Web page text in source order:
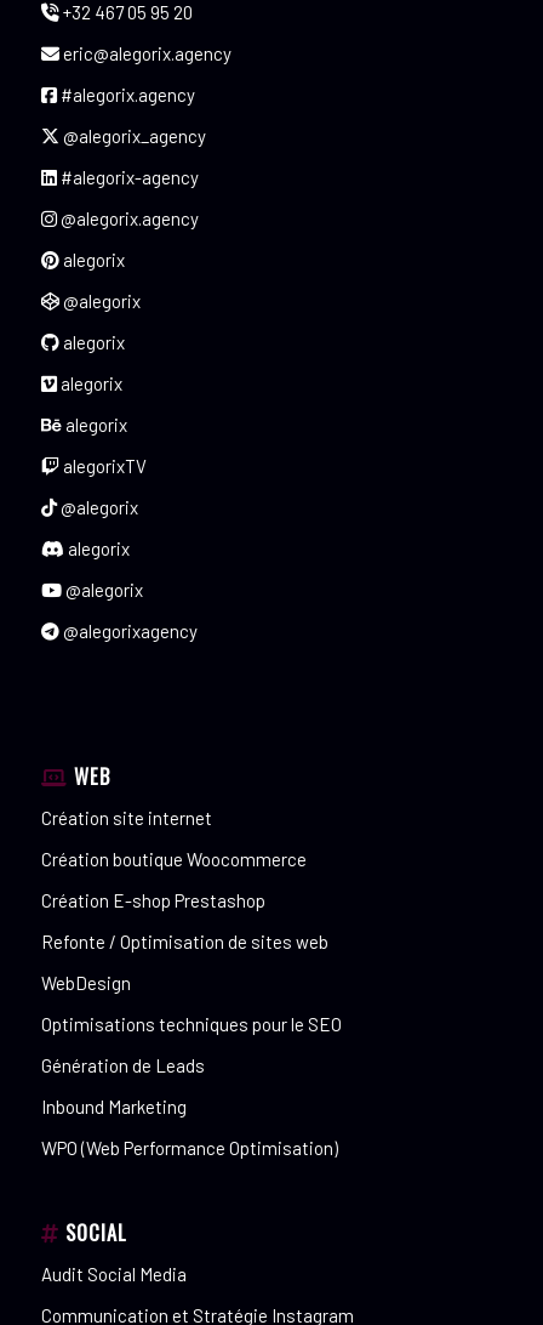
+32 467 05 95 20
eric@alegorix.agency
#alegorix.agency
@alegorix_agency
#alegorix-agency
@alegorix.agency
alegorix
@alegorix
alegorix
alegorix
alegorix
alegorixTV
@alegorix
alegorix
@alegorix
@alegorixagency
WEB
Création site internet
Création boutique Woocommerce
Création E-shop Prestashop
Refonte / Optimisation de sites web
WebDesign
Optimisations techniques pour le SEO
Génération de Leads
Inbound Marketing
WPO (Web Performance Optimisation)
SOCIAL
Audit Social Media
Communication et Stratégie Instagram